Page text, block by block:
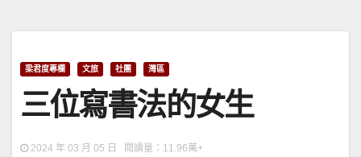
梁君度專欄 文旅 社團 灣區
三位寫書法的女生
2024 年 03 月 05 日 閱讀量：11.96萬+